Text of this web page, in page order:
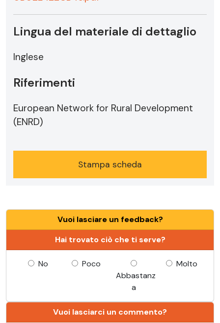
Lingua del materiale di dettaglio
Inglese
Riferimenti
European Network for Rural Development
(ENRD)
Stampa scheda
Vuoi lasciare un feedback?
Hai trovato ciò che ti serve?
No
Poco
Abbastanz
a
Molto
Vuoi lasciarci un commento?